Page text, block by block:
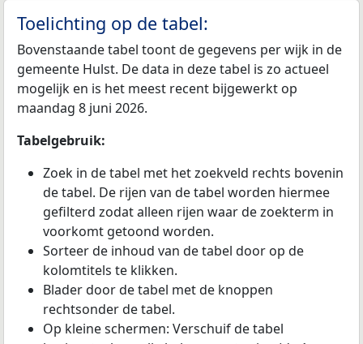
Toelichting op de tabel:
Bovenstaande tabel toont de gegevens per wijk in de
gemeente Hulst. De data in deze tabel is zo actueel
mogelijk en is het meest recent bijgewerkt op
maandag 8 juni 2026.
Tabelgebruik:
Zoek in de tabel met het zoekveld rechts bovenin
de tabel. De rijen van de tabel worden hiermee
gefilterd zodat alleen rijen waar de zoekterm in
voorkomt getoond worden.
Sorteer de inhoud van de tabel door op de
kolomtitels te klikken.
Blader door de tabel met de knoppen
rechtsonder de tabel.
Op kleine schermen: Verschuif de tabel